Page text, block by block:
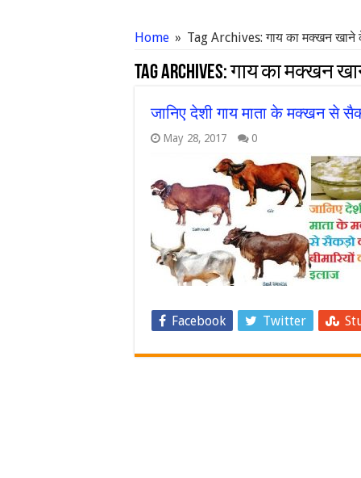
Home » Tag Archives: गाय का मक्खन खाने
Tag Archives:गाय का मक्खन
जानिए देशी गाय माता के मक्खन से
May 28, 2017 0
Facebook Twitter